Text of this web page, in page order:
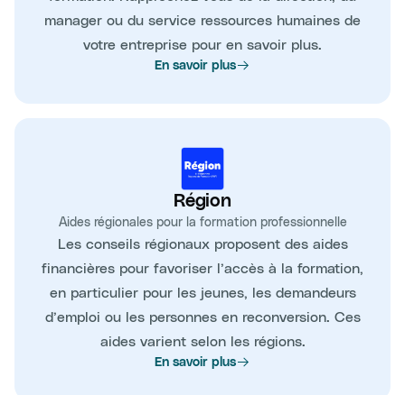
manager ou du service ressources humaines de
votre entreprise pour en savoir plus.
En savoir plus
Région
Aides régionales pour la formation professionnelle
Les conseils régionaux proposent des aides
financières pour favoriser l’accès à la formation,
en particulier pour les jeunes, les demandeurs
d’emploi ou les personnes en reconversion. Ces
aides varient selon les régions.
En savoir plus